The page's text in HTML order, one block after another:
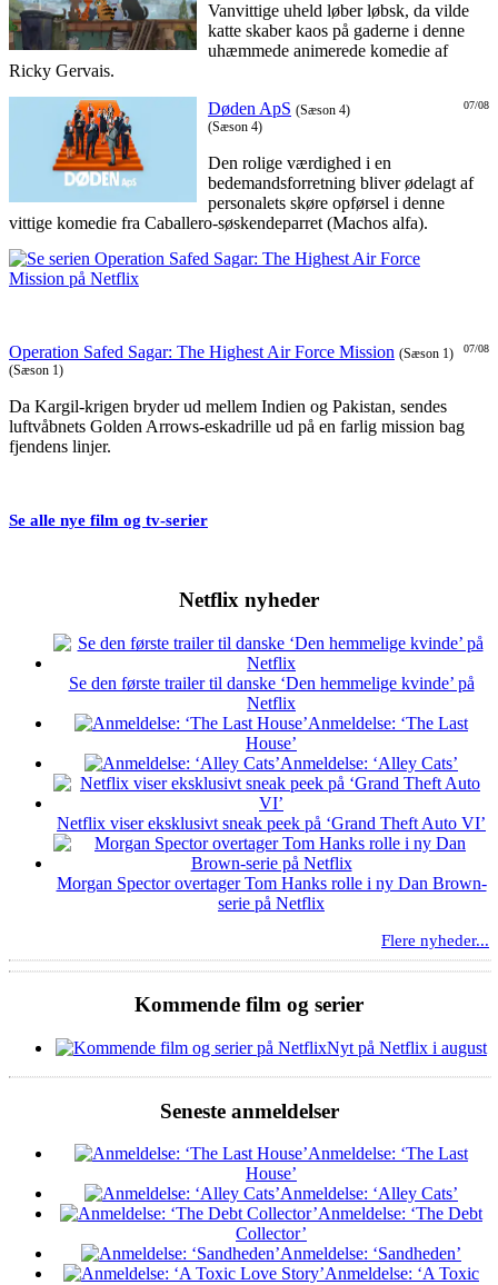
Vanvittige uheld løber løbsk, da vilde
katte skaber kaos på gaderne i denne
uhæmmede animerede komedie af
Ricky Gervais.
07/08
Døden ApS (Sæson 4)
(Sæson 4)
Den rolige værdighed i en
bedemandsforretning bliver ødelagt af
personalets skøre opførsel i denne
vittige komedie fra Caballero-søskendeparret (Machos alfa).
07/08
Operation Safed Sagar: The Highest Air Force Mission (Sæson 1)
(Sæson 1)
Da Kargil-krigen bryder ud mellem Indien og Pakistan, sendes
luftvåbnets Golden Arrows-eskadrille ud på en farlig mission bag
fjendens linjer.
Se alle nye film og tv-serier
Netflix nyheder
Se den første trailer til danske ‘Den hemmelige kvinde’ på
Netflix
Anmeldelse: ‘The Last
House’
Anmeldelse: ‘Alley Cats’
Netflix viser eksklusivt sneak peek på ‘Grand Theft Auto VI’
Morgan Spector overtager Tom Hanks rolle i ny Dan Brown-
serie på Netflix
Flere nyheder...
Kommende film og serier
Nyt på Netflix i august
Seneste anmeldelser
Anmeldelse: ‘The Last
House’
Anmeldelse: ‘Alley Cats’
Anmeldelse: ‘The Debt
Collector’
Anmeldelse: ‘Sandheden’
Anmeldelse: ‘A Toxic